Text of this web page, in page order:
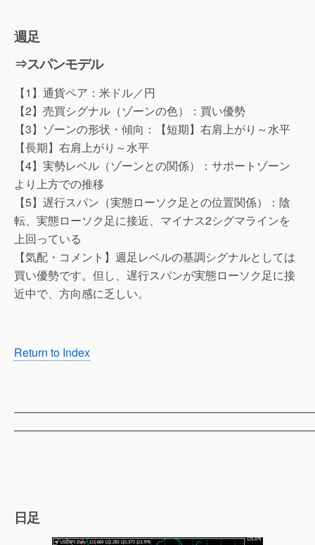
週足
⇒スパンモデル
【1】通貨ペア：米ドル／円
【2】売買シグナル（ゾーンの色）：買い優勢
【3】ゾーンの形状・傾向：【短期】右肩上がり～水平
【長期】右肩上がり～水平
【4】実勢レベル（ゾーンとの関係）：サポートゾーン
より上方での推移
【5】遅行スパン（実態ローソク足との位置関係）：陰
転、実態ローソク足に接近、マイナス2シグマラインを
上回っている
【気配・コメント】週足レベルの基調シグナルとしては
買い優勢です。但し、遅行スパンが実態ローソク足に接
近中で、方向感に乏しい。
Return to Index
日足